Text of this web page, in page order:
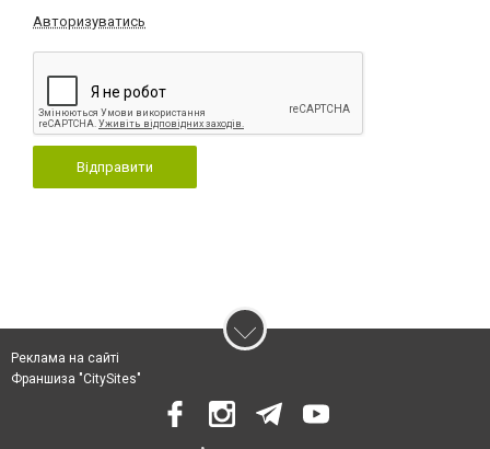
Авторизуватись
Відправити
Реклама на сайті
Франшиза "CitySites"